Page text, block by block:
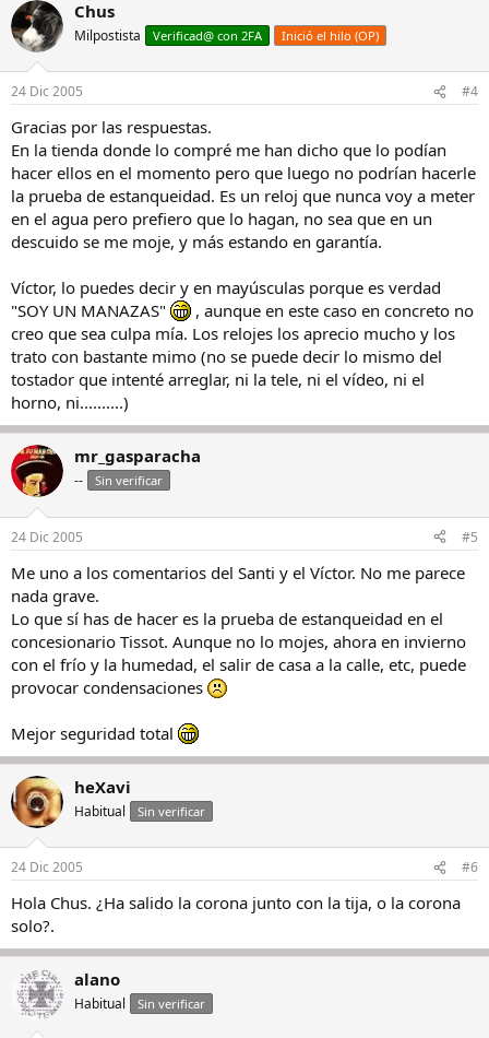
Chus
Milpostista Verificad@ con 2FA Inició el hilo (OP)
24 Dic 2005 #4
Gracias por las respuestas.
En la tienda donde lo compré me han dicho que lo podían
hacer ellos en el momento pero que luego no podrían hacerle
la prueba de estanqueidad. Es un reloj que nunca voy a meter
en el agua pero prefiero que lo hagan, no sea que en un
descuido se me moje, y más estando en garantía.
Víctor, lo puedes decir y en mayúsculas porque es verdad
"SOY UN MANAZAS"
, aunque en este caso en concreto no
creo que sea culpa mía. Los relojes los aprecio mucho y los
trato con bastante mimo (no se puede decir lo mismo del
tostador que intenté arreglar, ni la tele, ni el vídeo, ni el
horno, ni..........)
mr_gasparacha
-- Sin verificar
24 Dic 2005 #5
Me uno a los comentarios del Santi y el Víctor. No me parece
nada grave.
Lo que sí has de hacer es la prueba de estanqueidad en el
concesionario Tissot. Aunque no lo mojes, ahora en invierno
con el frío y la humedad, el salir de casa a la calle, etc, puede
provocar condensaciones
Mejor seguridad total
heXavi
Habitual Sin verificar
24 Dic 2005 #6
Hola Chus. ¿Ha salido la corona junto con la tija, o la corona
solo?.
alano
Habitual Sin verificar